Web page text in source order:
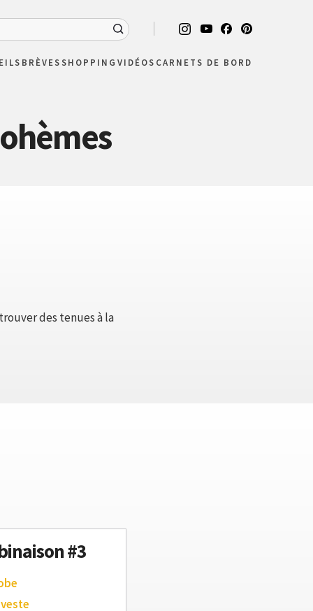
BRÈVESSHOPPING VIDÉOS CARNETS DE BORD
des tenues à la
#3